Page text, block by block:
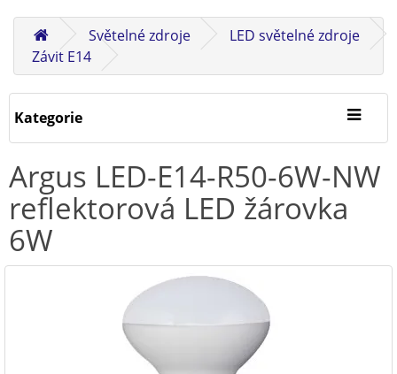
Světelné zdroje
LED světelné zdroje
Závit E14
Kategorie
Argus LED-E14-R50-6W-NW
reflektorová LED žárovka
6W